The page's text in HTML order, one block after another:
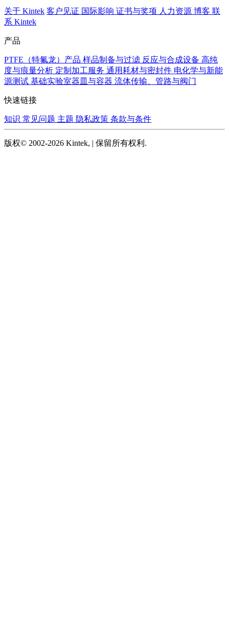
关于 Kintek 客户见证 国际影响 证书与奖项 人力资源 博客 联
系 Kintek
产品
PTFE（特氟龙）产品 样品制备与过滤 反应与合成设备 高纯
度与痕量分析 定制加工服务 通用耗材与密封件 电化学与新能
源测试 基础实验室器皿与容器 流体传输、管路与阀门
快速链接
知识 常见问题 主题 隐私政策 条款与条件
版权© 2002-2026 Kintek, | 保留所有权利.